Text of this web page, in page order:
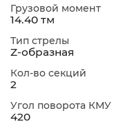
Грузовой момент
14.40 тм
Тип стрелы
Z-образная
Кол-во секций
2
Угол поворота КМУ
420